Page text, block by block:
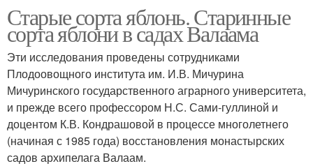
Старые сорта яблонь. Старинные
сорта яблони в садах Валаама
Эти исследования проведены сотрудниками
Плодоовощного института им. И.В. Мичурина
Мичуринского государственного аграрного университета,
и прежде всего профессором Н.С. Сами-гуллиной и
доцентом К.В. Кондрашовой в процессе многолетнего
(начиная с 1985 года) восстановления монастырских
садов архипелага Валаам.